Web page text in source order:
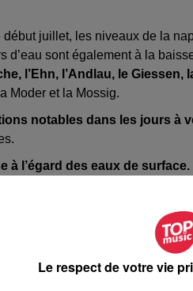
juillet, les niveaux de la
sont également à la
l’Ehn, l’Andlau, le Giessen,
Moder et la Mossig.
notables dans les jours à
à l’égard des eaux de surface.
prélèvements dans les cours
Le respect de votre vie